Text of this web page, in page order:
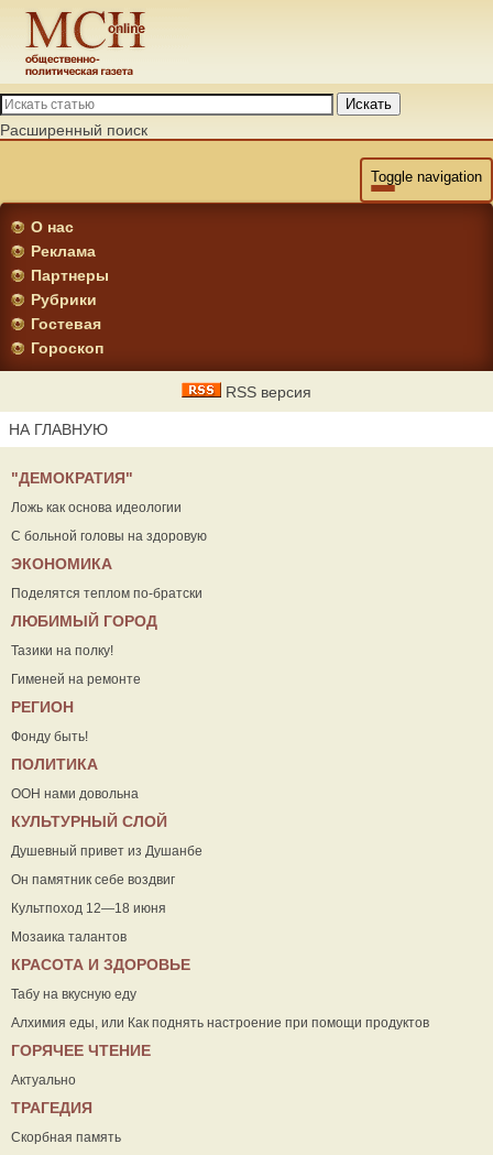
Искать
Расширенный поиск
Toggle navigation
О нас
Реклама
Партнеры
Рубрики
Гостевая
Гороскоп
RSS версия
НА ГЛАВНУЮ
"ДЕМОКРАТИЯ"
Ложь как основа идеологии
С больной головы на здоровую
ЭКОНОМИКА
Поделятся теплом по-братски
ЛЮБИМЫЙ ГОРОД
Тазики на полку!
Гименей на ремонте
РЕГИОН
Фонду быть!
ПОЛИТИКА
ООН нами довольна
КУЛЬТУРНЫЙ СЛОЙ
Душевный привет из Душанбе
Он памятник себе воздвиг
Культпоход 12—18 июня
Мозаика талантов
КРАСОТА И ЗДОРОВЬЕ
Табу на вкусную еду
Алхимия еды, или Как поднять настроение при помощи продуктов
ГОРЯЧЕЕ ЧТЕНИЕ
Актуально
ТРАГЕДИЯ
Скорбная память